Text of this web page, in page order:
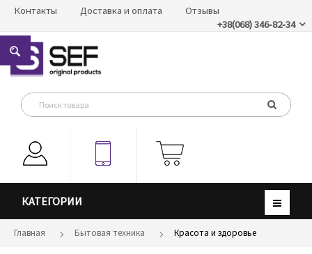
Контакты Доставка и оплата
Отзывы
+38(068) 346-82-34
КАТЕГОРИИ
Главная Бытовая техника Красота и здоровье